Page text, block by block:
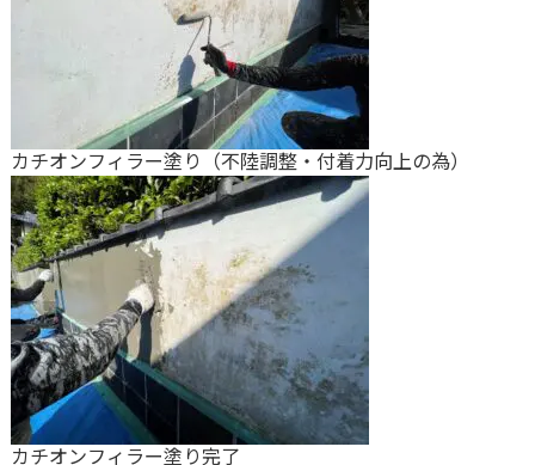
カチオンフィラー塗り（不陸調整・付着力向上の為）
カチオンフィラー塗り完了